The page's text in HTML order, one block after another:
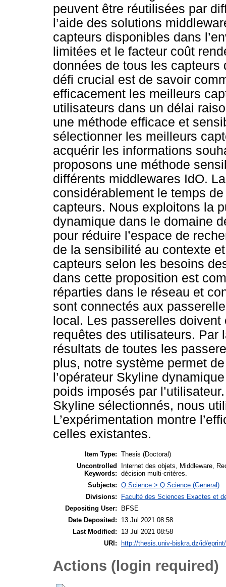
peuvent être réutilisées par
l’aide des solutions
capteurs disponibles dans
limitées et le facteur coût
données de tous les
défi crucial est de savoir
efficacement les meilleurs
utilisateurs dans un délai
une méthode efficace et
sélectionner les meilleurs
acquérir les informations
proposons une méthode
différents middlewares IdO.
considérablement le temps
capteurs. Nous exploitons la
dynamique dans le domaine
pour réduire l’espace de
de la sensibilité au contexte
capteurs selon les besoins
dans cette proposition est
réparties dans le réseau et
sont connectés aux
local. Les passerelles
requêtes des utilisateurs. Par
résultats de toutes les
plus, notre système permet
l’opérateur Skyline
poids imposés par
Skyline sélectionnés, nous
L’expérimentation montre
celles existantes.
Item Type: Thesis (Doctoral)
Uncontrolled
Keywords:
Internet des objets, Middleware,
décision multi-critères.
Subjects: Q Science > Q Science (General)
Divisions:
Faculté des Sciences Exactes et
Depositing User:
BFSE
Date Deposited:
13 Jul 2021 08:58
Last Modified:
13 Jul 2021 08:58
URI:
http://thesis.univ-biskra.dz/id/
Actions (login required)